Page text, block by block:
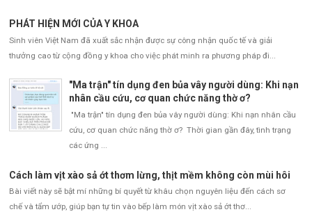
PHÁT HIỆN MỚI CỦA Y KHOA
Sinh viên Việt Nam đã xuất sắc nhận được sự công nhận quốc tế và giải
thưởng cao từ cộng đồng y khoa cho việc phát minh ra phương pháp đi...
"Ma trận" tín dụng đen bủa vây người dùng: Khi nạn
nhân cầu cứu, cơ quan chức năng thờ ơ?
"Ma trận" tín dụng đen bủa vây người dùng: Khi nạn nhân cầu
cứu, cơ quan chức năng thờ ơ? Thời gian gần đây, tình trạng
các ứng ...
Cách làm vịt xào sả ớt thơm lừng, thịt mềm không còn mùi hôi
Bài viết này sẽ bật mí những bí quyết từ khâu chọn nguyên liệu đến cách sơ
chế và tẩm ướp, giúp bạn tự tin vào bếp làm món vịt xào sả ớt thơ...